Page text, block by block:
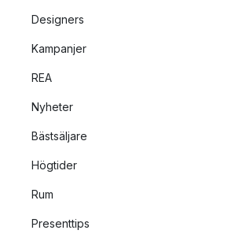
Designers
Kampanjer
REA
Nyheter
Bästsäljare
Högtider
Rum
Presenttips